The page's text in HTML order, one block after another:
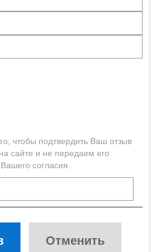
чтобы подтвердить Ваш отзыв
сайте и не передаем его
согласия.
Отменить